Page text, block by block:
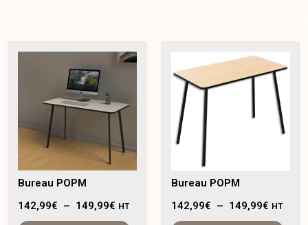
Bureau POPM
142,99€ – 149,99€ HT
Bureau POPM
142,99€ – 149,99€ HT